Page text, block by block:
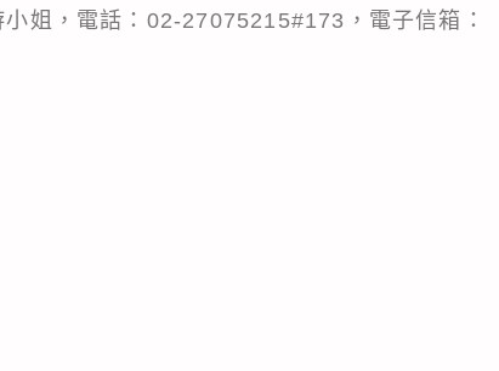
姐，電話：02-27075215#173，電子信箱：